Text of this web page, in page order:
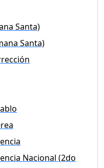
Santa)
Santa)
Nacional (2do